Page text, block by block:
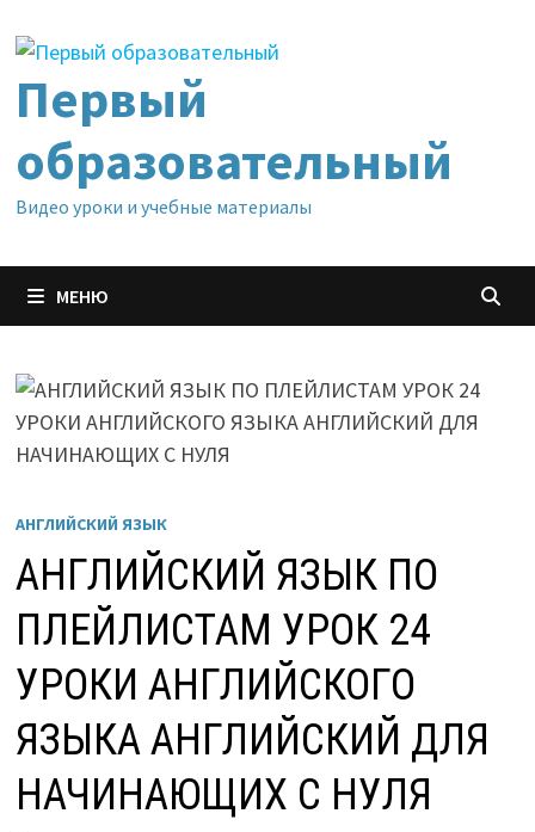
содержимому
Первый
образовательный
Видео уроки и учебные материалы
МЕНЮ
АНГЛИЙСКИЙ ЯЗЫК
АНГЛИЙСКИЙ ЯЗЫК ПО
ПЛЕЙЛИСТАМ УРОК 24
УРОКИ АНГЛИЙСКОГО
ЯЗЫКА АНГЛИЙСКИЙ ДЛЯ
НАЧИНАЮЩИХ С НУЛЯ